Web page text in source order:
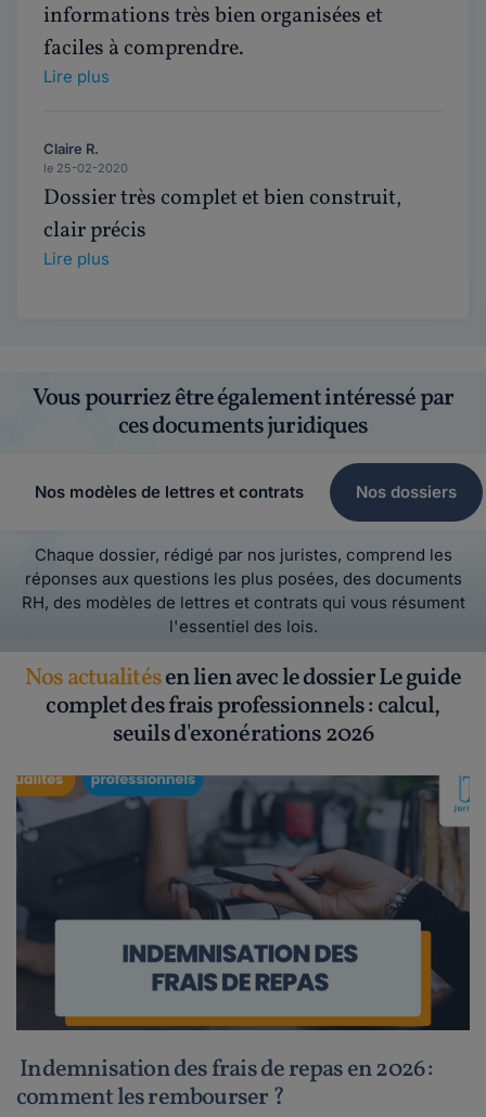
informations très bien organisées et
faciles à comprendre.
Lire plus
Claire R.
le 25-02-2020
Dossier très complet et bien construit,
clair précis
Lire plus
Vous pourriez être également intéressé par
ces documents juridiques
Nos modèles de lettres et contrats Nos dossiers
Chaque dossier, rédigé par nos juristes, comprend les
réponses aux questions les plus posées, des documents
RH, des modèles de lettres et contrats qui vous résument
l'essentiel des lois.
Nos actualitésen lien avec le dossier Le guide
complet des frais professionnels : calcul,
seuils d'exonérations 2026
Indemnisation des frais de repas en 2026 :
comment les rembourser ?